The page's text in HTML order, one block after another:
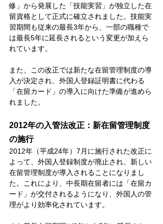
修」から発展した「技能実習」が独立した在
留資格として正式に確立されました。技能実
習期間も従来の最長3年から、一部の職種で
は最長5年に延長されるという変更が加えら
れています。
また、この改正では新たな在留管理制度の導
入が決定され、外国人登録証明書に代わる
「在留カード」の導入に向けた準備が進めら
れました。
2012年の入管法改正：新在留管理制度
の施行
2012年（平成24年）7月に施行された改正に
よって、外国人登録制度が廃止され、新しい
在留管理制度が導入されることになりまし
た。これにより、中長期在留者には「在留カ
ード」が交付されるようになり、外国人の管
理がより効率化されています。